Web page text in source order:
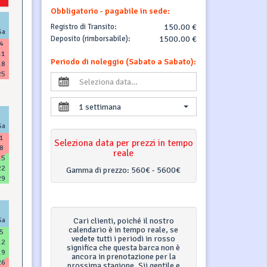
Obbligatorio - pagabile in sede:
Registro di Transito: 150.00 €
Deposito (rimborsabile): 1500.00 €
Periodo di noleggio (Sabato a Sabato):
1 settimana
Seleziona data per prezzi in tempo
reale
Gamma di prezzo: 560€ - 5600€
Cari clienti, poiché il nostro
calendario è in tempo reale, se
vedete tutti i periodi in rosso
significa che questa barca non è
ancora in prenotazione per la